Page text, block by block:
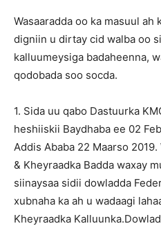
Wasaaradda oo ka masuul ah
digniin u dirtay cid walba oo
kalluumeysiga badaheenna,
qodobada soo socda.
1. Sida uu qabo Dastuurka
heshiiskii Baydhaba ee 02
Addis Ababa 22 Maarso
& Kheyraadka Badda waxay
siinaysaa sidii dowladda
xubnaha ka ah u wadaagi
Kheyraadka